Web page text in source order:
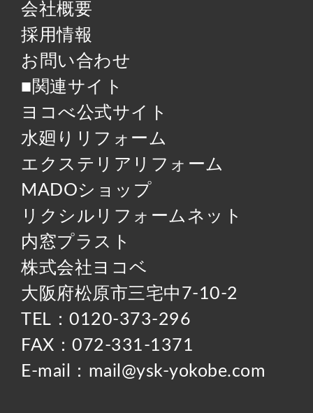
会社概要
採用情報
お問い合わせ
■関連サイト
ヨコべ公式サイト
水廻りリフォーム
エクステリアリフォーム
MADOショップ
リクシルリフォームネット
内窓プラスト
株式会社ヨコベ
大阪府松原市三宅中7-10-2
TEL：0120-373-296
FAX：072-331-1371
E-mail：mail@ysk-yokobe.com